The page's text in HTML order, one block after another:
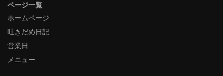
ページ一覧
ホームページ
吐きだめ日記
営業日
メニュー